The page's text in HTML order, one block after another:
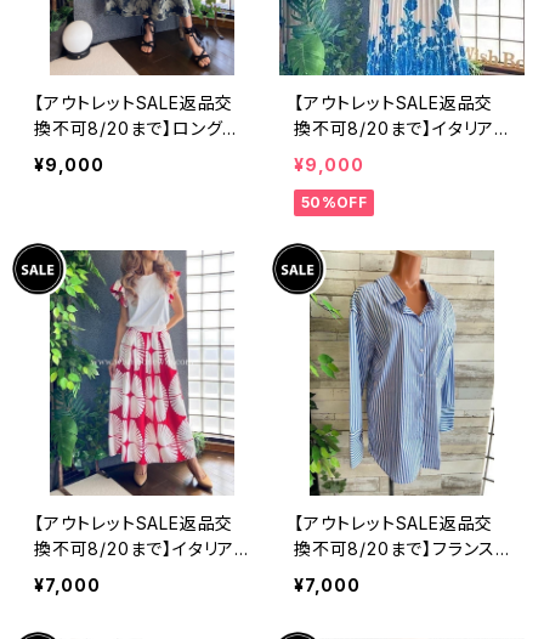
【アウトレットSALE返品交
換不可8/20まで】ロングワ
ンピース・マキシワンピー
ス・サラッと軽やか春夏ワン
¥9,000
【アウトレットSALE返品交
換不可8/20まで】イタリア
製ロング・マキシスカート＆
トップス セットアップ /ホワ
イト＆ブルー(S)(M)(L)
¥9,000
50%OFF
【アウトレットSALE返品交
換不可8/20まで】イタリア
製インポート セットアップド
レス｜ロングスカート＆カッ
¥7,000
【アウトレットSALE返品交
換不可8/20まで】フランス
インポート・BIGシャツ｜ピ
ンストライプ デザインシャ
¥7,000